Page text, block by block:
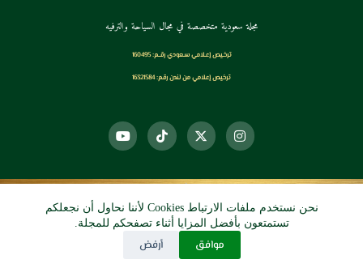
نحن نستخدم ملفات الارتباط Cookies لأننا نحاول أن نجعلكم
تستمتعون بأفضل المزايا أثناء تصفحكم للمجلة.
موافق أرفض
مجلة سعودية متخصصة في مجال السياحة والترفيه
ترخـيص إعـلامي سـعودي رقــم: 160495
ترخيص إعلامي من لندن رقم: 16321584
© 2026 دي آرو الرقمي
جميع الحقوق محفوظة.